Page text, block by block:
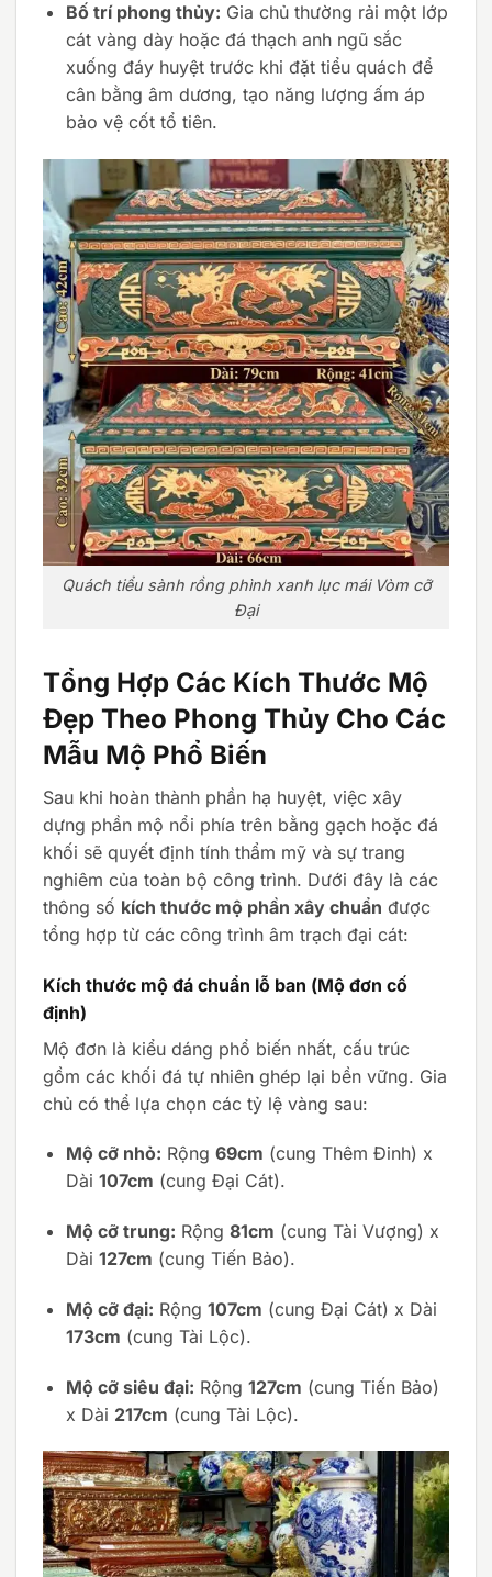
Bố trí phong thủy: Gia chủ thường rải một lớp
cát vàng dày hoặc đá thạch anh ngũ sắc
xuống đáy huyệt trước khi đặt tiểu quách để
cân bằng âm dương, tạo năng lượng ấm áp
bảo vệ cốt tổ tiên.
Quách tiểu sành rồng phình xanh lục mái Vòm cỡ
Đại
Tổng Hợp Các Kích Thước Mộ
Đẹp Theo Phong Thủy Cho Các
Mẫu Mộ Phổ Biến
Sau khi hoàn thành phần hạ huyệt, việc xây
dựng phần mộ nổi phía trên bằng gạch hoặc đá
khối sẽ quyết định tính thẩm mỹ và sự trang
nghiêm của toàn bộ công trình. Dưới đây là các
thông số kích thước mộ phần xây chuẩn được
tổng hợp từ các công trình âm trạch đại cát:
Kích thước mộ đá chuẩn lỗ ban (Mộ đơn cố
định)
Mộ đơn là kiểu dáng phổ biến nhất, cấu trúc
gồm các khối đá tự nhiên ghép lại bền vững. Gia
chủ có thể lựa chọn các tỷ lệ vàng sau:
Mộ cỡ nhỏ: Rộng 69cm (cung Thêm Đinh) x
Dài 107cm (cung Đại Cát).
Mộ cỡ trung: Rộng 81cm (cung Tài Vượng) x
Dài 127cm (cung Tiến Bảo).
Mộ cỡ đại: Rộng 107cm (cung Đại Cát) x Dài
173cm (cung Tài Lộc).
Mộ cỡ siêu đại: Rộng 127cm (cung Tiến Bảo)
x Dài 217cm (cung Tài Lộc).